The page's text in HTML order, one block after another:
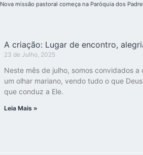
Nova missão pastoral começa na Paróquia dos
A criação: Lugar de encontro,
23 de Julho, 2025
Neste mês de julho, somos convidados
um olhar mariano, vendo tudo o que
que conduz a Ele.
Leia Mais »